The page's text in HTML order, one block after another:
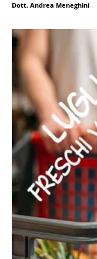
Dott. Andrea Meneghini -